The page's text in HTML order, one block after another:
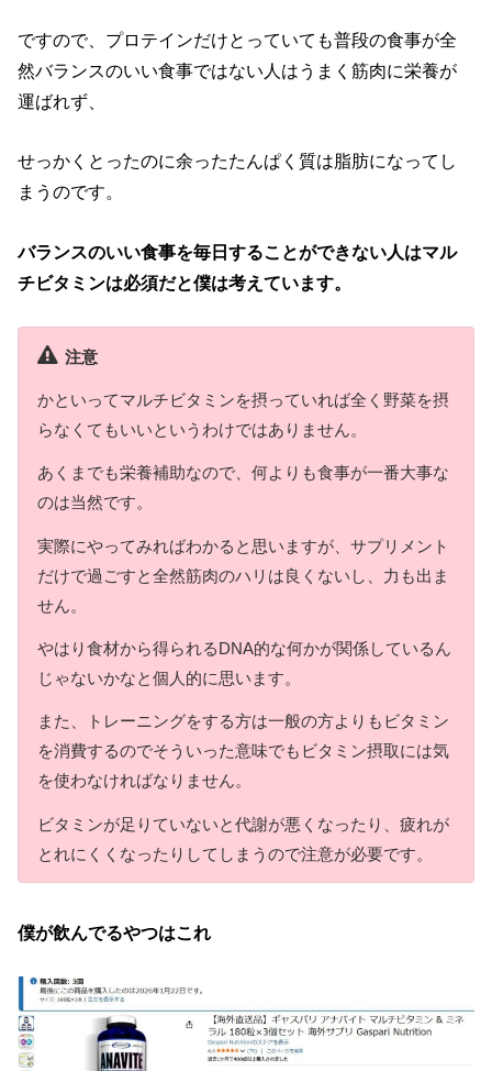
ですので、プロテインだけとっていても普段の食事が全
然バランスのいい食事ではない人はうまく筋肉に栄養が
運ばれず、
せっかくとったのに余ったたんぱく質は脂肪になってし
まうのです。
バランスのいい食事を毎日することができない人はマル
チビタミンは必須だと僕は考えています。
注意
かといってマルチビタミンを摂っていれば全く野菜を摂
らなくてもいいというわけではありません。
あくまでも栄養補助なので、何よりも食事が一番大事な
のは当然です。
実際にやってみればわかると思いますが、サプリメント
だけで過ごすと全然筋肉のハリは良くないし、力も出ま
せん。
やはり食材から得られるDNA的な何かが関係しているん
じゃないかなと個人的に思います。
また、トレーニングをする方は一般の方よりもビタミン
を消費するのでそういった意味でもビタミン摂取には気
を使わなければなりません。
ビタミンが足りていないと代謝が悪くなったり、疲れが
とれにくくなったりしてしまうので注意が必要です。
僕が飲んでるやつはこれ